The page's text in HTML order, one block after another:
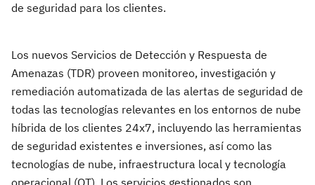
de seguridad para los clientes.
Los nuevos Servicios de Detección y Respuesta de
Amenazas (TDR) proveen monitoreo, investigación y
remediación automatizada de las alertas de seguridad de
todas las tecnologías relevantes en los entornos de nube
híbrida de los clientes 24x7, incluyendo las herramientas
de seguridad existentes e inversiones, así como las
tecnologías de nube, infraestructura local y tecnología
operacional (OT). Los servicios gestionados son